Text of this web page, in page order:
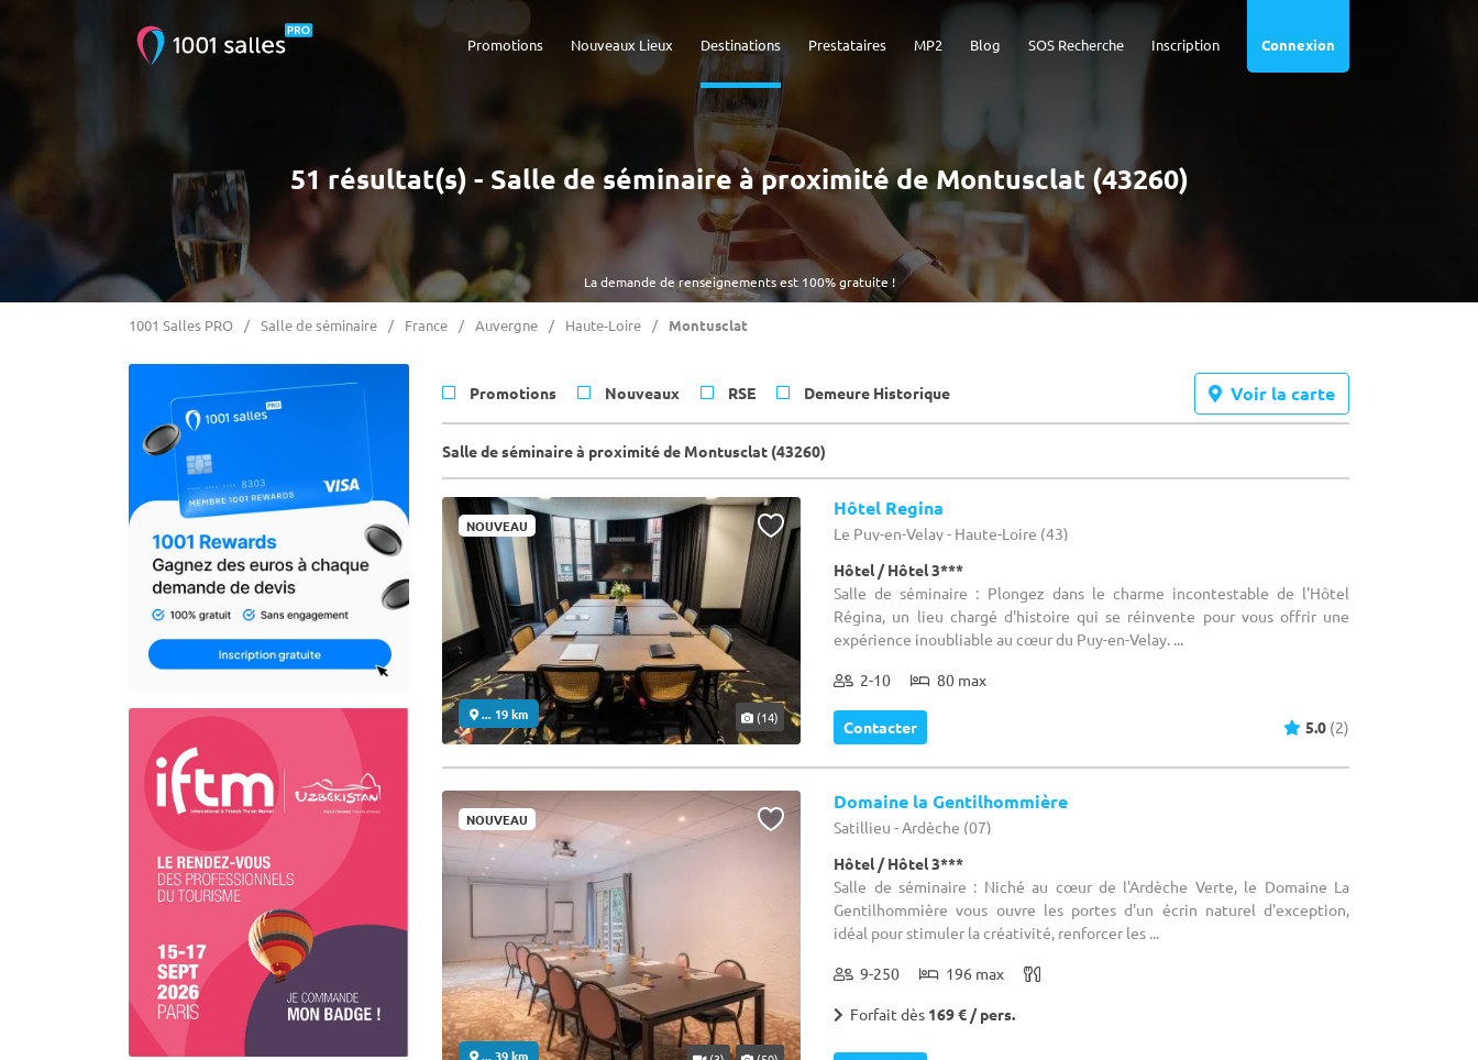
Connexion
Inscription
SOS Recherche
Blog
MP2
Prestataires
Destinations
Nouveaux Lieux
Promotions
La demande de renseignements est 100% gratuite !
51 résultat(s) - Salle de séminaire à proximité de Montusclat (43260)
1001 Salles PRO Salle de séminaire France Auvergne Haute-Loire Montusclat
Promotions Nouveaux RSE Demeure Historique Voir la carte
Salle de séminaire à proximité de Montusclat (43260)
NOUVEAU
... 19 km (14)
Hôtel Regina
Le Puy-en-Velay - Haute-Loire (43)
Hôtel / Hôtel 3***
Salle de séminaire : Plongez dans le charme incontestable de l'Hôtel
Régina, un lieu chargé d'histoire qui se réinvente pour vous offrir une
expérience inoubliable au cœur du Puy-en-Velay. ...
2-10 80 max
Contacter 5.0 (2)
NOUVEAU
... 39 km
Domaine la Gentilhommière
Satillieu - Ardèche (07)
Hôtel / Hôtel 3***
Salle de séminaire : Niché au cœur de l'Ardèche Verte, le Domaine La
Gentilhommière vous ouvre les portes d'un écrin naturel d'exception,
idéal pour stimuler la créativité, renforcer les ...
9-250 196 max
Forfait dès 169 € / pers.